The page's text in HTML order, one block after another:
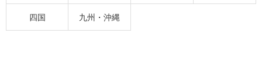
四国 九州・沖縄